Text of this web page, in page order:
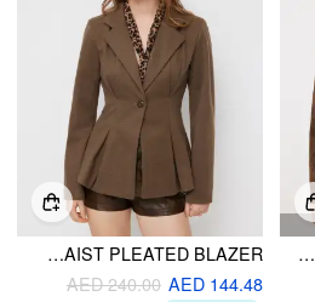
SUEDE COLLAR PLEATED BELL SLEEVE BLOUSE
V-NECK CINCHED WAIST PLEATED BLAZER
AED 144.48
AED 240.00